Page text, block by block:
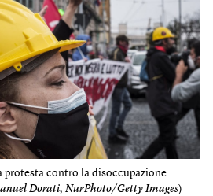
protesta contro la disoccupazione
Dorati, NurPhoto/Getty Images)